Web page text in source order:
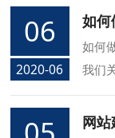
优化
06
2020-06
如何
我们
技巧
做好
网